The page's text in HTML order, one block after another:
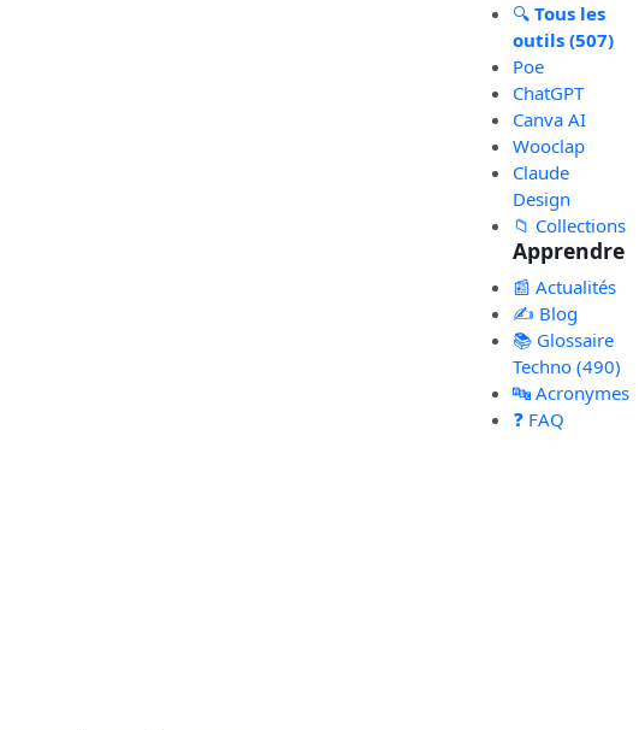
🔍Tous les
outils (507)
Poe
ChatGPT
Canva AI
Wooclap
Claude
Design
📁 Collections
Apprendre
📰 Actualités
✍️ Blog
📚 Glossaire
Techno (490)
🔤 Acronymes
❓ FAQ